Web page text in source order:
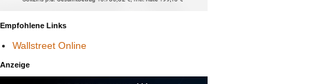
Empfohlene Links
Wallstreet Online
Anzeige